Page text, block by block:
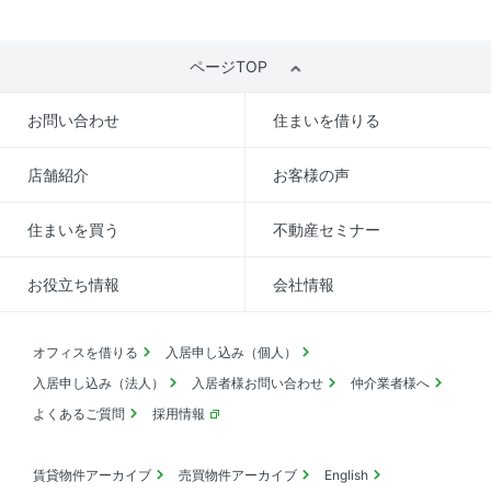
ページTOP
お問い合わせ 住まいを借りる
店舗紹介 お客様の声
住まいを買う 不動産セミナー
お役立ち情報 会社情報
オフィスを借りる
入居申し込み（個人）
入居申し込み（法人）
入居者様お問い合わせ
仲介業者様へ
よくあるご質問
採用情報
賃貸物件アーカイブ 売買物件アーカイブ
English